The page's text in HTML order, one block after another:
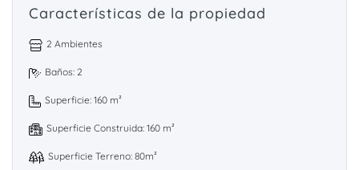
Características de la propiedad
2 Ambientes
Baños: 2
Superficie: 160 m²
Superficie Construida: 160 m²
Superficie Terreno: 80m²